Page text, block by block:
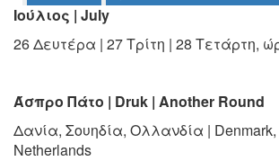
ΜΑΣ
ΔΗΜΟΣ
ΠΟΛΙΤΙΣΜΟΣ
Ιούλιος | July
26 Δευτέρα | 27 Τρίτη | 28 Τετάρτη,
Άσπρο Πάτο | Druk | Another Round
Δανία, Σουηδία, Ολλανδία | Denmark,
Netherlands